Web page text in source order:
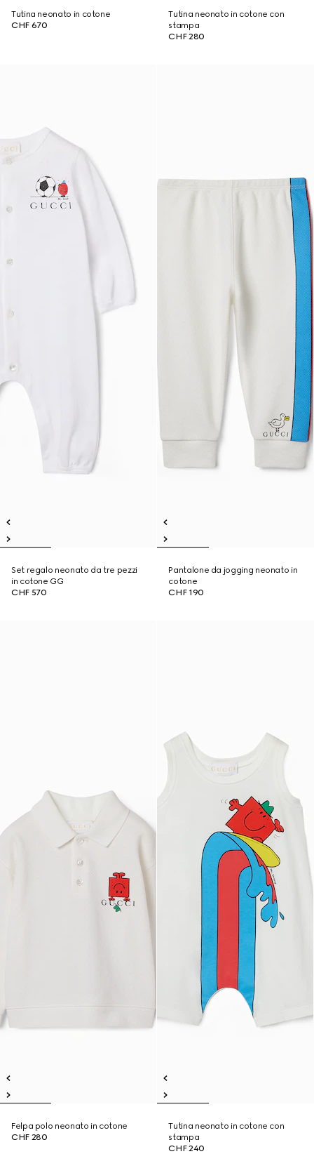
Tutina neonato in cotone
CHF 670
Tutina neonato in cotone con
stampa
CHF 280
Set regalo neonato da tre pezzi
in cotone GG
CHF 570
Pantalone da jogging neonato in
cotone
CHF 190
Felpa polo neonato in cotone
CHF 280
Tutina neonato in cotone con
stampa
CHF 240